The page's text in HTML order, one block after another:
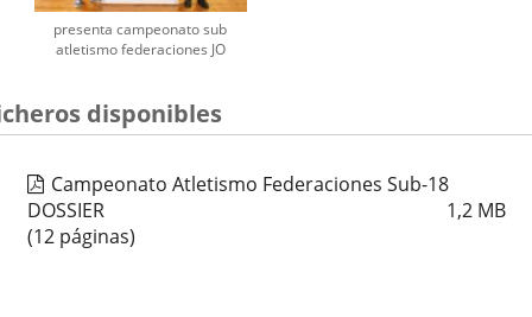
presenta campeonato sub
atletismo federaciones JO
disponibles
Campeonato Atletismo Federaciones Sub-18
DOSSIER
1,2 MB
(12 páginas)